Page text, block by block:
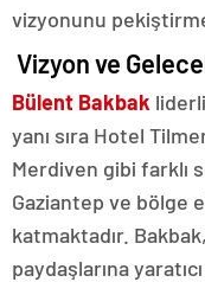
vizyonunu
Vizyon ve
Bülent Bakbak
yanı sıra Hotel
Merdiven gibi farklı
Gaziantep ve bölge
katmaktadır.
paydaşlarına